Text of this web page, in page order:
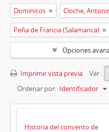
Dominicos
Peña de Francia (Salamanca)
Opciones
Imprimir vista previa
Ver :
Ordenar por: Identificador
Historia del convento de